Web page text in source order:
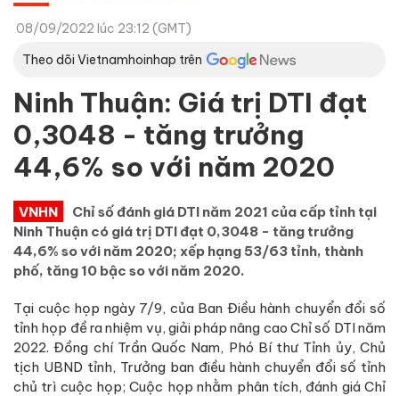
08/09/2022 lúc 23:12 (GMT)
Theo dõi Vietnamhoinhap trên
Ninh Thuận: Giá trị DTI đạt
0,3048 - tăng trưởng
44,6% so với năm 2020
VNHN
Chỉ số đánh giá DTI năm 2021 của cấp tỉnh tại
Ninh Thuận có giá trị DTI đạt 0,3048 - tăng trưởng
44,6% so với năm 2020; xếp hạng 53/63 tỉnh, thành
phố, tăng 10 bậc so với năm 2020.
Tại cuộc họp ngày 7/9, của Ban Điều hành chuyển đổi số
tỉnh họp đề ra nhiệm vụ, giải pháp nâng cao Chỉ số DTI năm
2022. Đồng chí Trần Quốc Nam, Phó Bí thư Tỉnh ủy, Chủ
tịch UBND tỉnh, Trưởng ban điều hành chuyển đổi số tỉnh
chủ trì cuộc họp; Cuộc họp nhằm phân tích, đánh giá Chỉ